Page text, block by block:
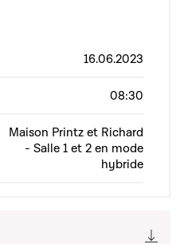
16.06.2023
08:30
Maison Printz et Richard
- Salle 1 et 2 en mode
hybride